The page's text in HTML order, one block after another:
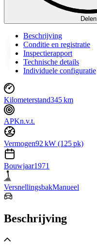
Delen
Beschrijving
Conditie en registratie
Inspectierapport
Technische details
Individuele configuratie
Kilometerstand345 km
APKn.v.t.
Vermogen92 kW (125 pk)
Bouwjaar1971
VersnellingsbakManueel
Beschrijving